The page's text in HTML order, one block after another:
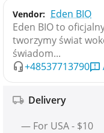
Vendor: Eden BIO
Eden BIO to
tworzymy świat
świadom...
+48537713790
Delivery
— For USA - $10